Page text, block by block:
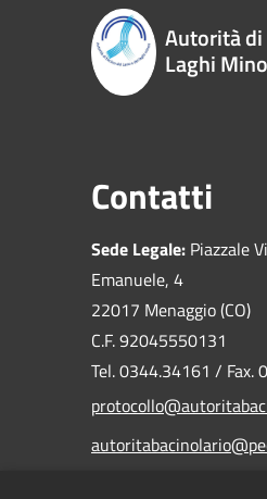
Autorità di
Laghi
Contatti
Sede Legale: Piazzale
Emanuele, 4
22017 Menaggio (CO)
C.F. 92045550131
Tel. 0344.34161 / Fax.